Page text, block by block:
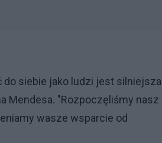
do siebie jako ludzi jest silniejsza
Mendesa. "Rozpoczęliśmy nasz
wasze wsparcie od